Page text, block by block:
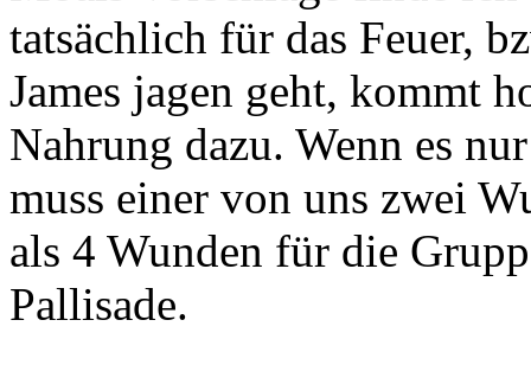
tatsächlich für das Feuer,
James jagen geht, kommt
Nahrung dazu. Wenn es
muss einer von uns zwei
als 4 Wunden für die
Pallisade.